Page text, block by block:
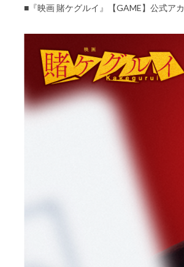
■『映画 賭ケグルイ』【GAME】公式ア